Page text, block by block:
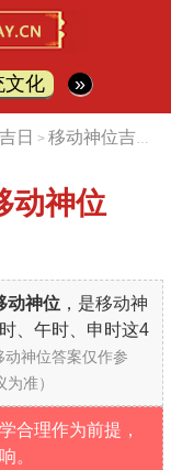
文化 »
日 > 移动神位吉日（20371128）
动神位
动神位，是移动神
、午时、申时这4
动神位答案仅作参
准）
合理作为前提，
。